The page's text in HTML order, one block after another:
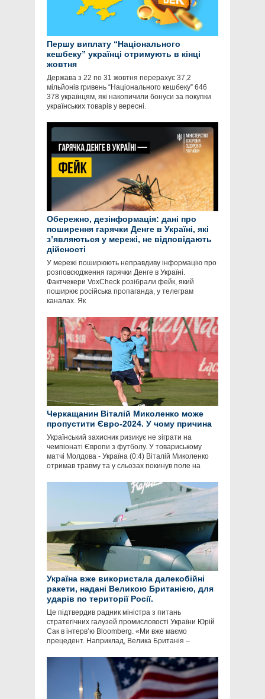
Першу виплату “Національного
кешбеку” українці отримують в кінці
жовтня
Держава з 22 по 31 жовтня перерахує 37,2
мільйонів гривень “Національного кешбеку” 646
378 українцям, які накопичили бонуси за покупки
українських товарів у вересні.
Обережно, дезінформація: дані про
поширення гарячки Денге в Україні, які
зʼявляються у мережі, не відповідають
дійсності
У мережі поширюють неправдиву інформацію про
розповсюдження гарячки Денге в Україні.
Фактчекери VoxCheck розібрали фейк, який
поширює російська пропаганда, у телеграм
каналах. Як
Черкащанин Віталій Миколенко може
пропустити Євро-2024. У чому причина
Український захисник ризикує не зіграти на
чемпіонаті Європи з футболу. У товариському
матчі Молдова - Україна (0:4) Віталій Миколенко
отримав травму та у сльозах покинув поле на
Україна вже використала далекобійні
ракети, надані Великою Британією, для
ударів по території Росії.
Це підтвердив радник міністра з питань
стратегічних галузей промисловості України Юрій
Сак в інтервʼю Bloomberg. «Ми вже маємо
прецедент. Наприклад, Велика Британія –